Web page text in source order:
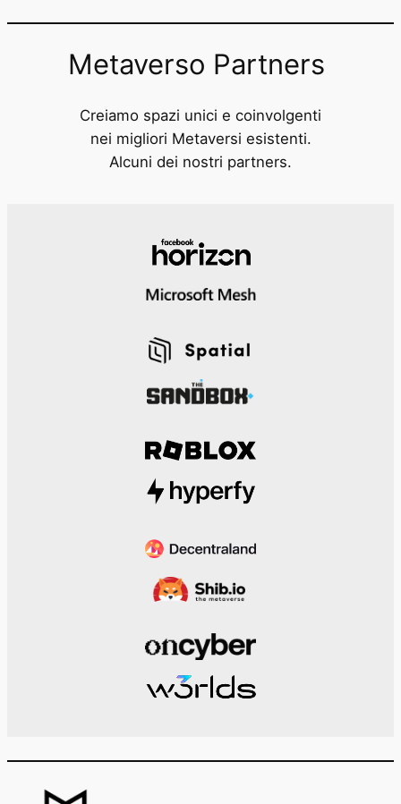
Metaverso Partners
Creiamo spazi unici e coinvolgenti
nei migliori Metaversi esistenti.
Alcuni dei nostri partners.